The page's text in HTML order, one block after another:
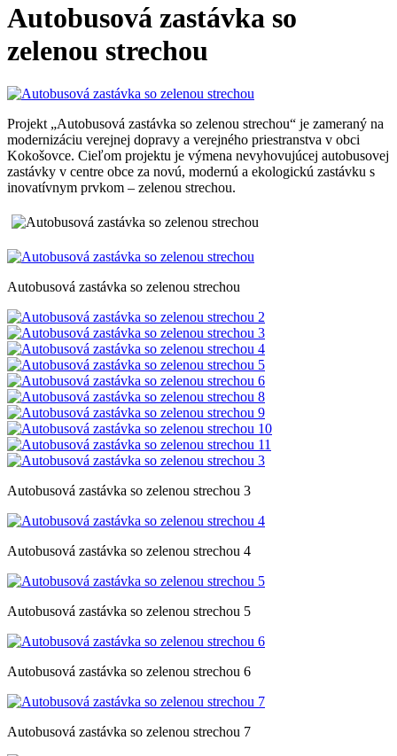
Autobusová zastávka so
zelenou strechou
Projekt „Autobusová zastávka so zelenou strechou“ je zameraný na
modernizáciu verejnej dopravy a verejného priestranstva v obci
Kokošovce. Cieľom projektu je výmena nevyhovujúcej autobusovej
zastávky v centre obce za novú, modernú a ekologickú zastávku s
inovatívnym prvkom – zelenou strechou.
Autobusová zastávka so zelenou strechou
Autobusová zastávka so zelenou strechou 3
Autobusová zastávka so zelenou strechou 4
Autobusová zastávka so zelenou strechou 5
Autobusová zastávka so zelenou strechou 6
Autobusová zastávka so zelenou strechou 7